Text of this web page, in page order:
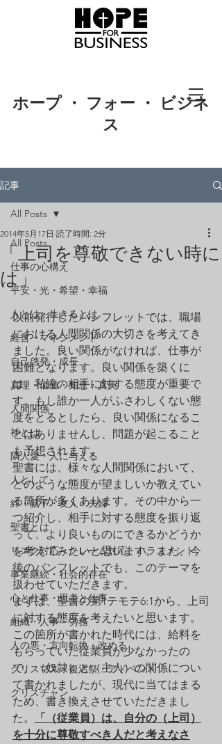
ホープ ・ フォー ・ ビジネ
ス
記事
All Posts
仕事の心構え
平安・光・希望・幸福
人とは・生きるとは
経営・マネジメント
自己啓発・成長
真理・価値・知恵・真実
人間関係
神とは
隣人愛・人に与える
人として
絆・親子・友人・夫婦
聖書とは
リスク対応・クレーム対応・ハラスメント
事業継続・社会的存在
心と仕事・思考と仕事
組織・人事・労務
人の悪・方向転換・改める
クリスマス・復活祭・アドベント
クリスチャン
All Posts
「上司を尊敬できない時に
は」
2014年5月17日 読了時間: 2分
以前発行したパンフレットでは、職場
における人間関係の大切さを考えてき
ました。良い関係がなければ、仕事が
困難となります。良い関係を築くに
は、私達の相手に対する態度が重要で
す。もし誰か一人がふさわしくない態
度をとるとしたら、良い関係になるこ
とはありませんし、問題が起こること
も予想されます。
聖書には、様々な人間関係において、
どのような態度が望ましいか教えてい
る箇所が多くあります。その中から一
つ紹介し、相手に対する態度を振り返
って、より良いものにできるかどうか
を考えてみたいと思います。また、今
後のパンフレットでも、このテーマを
扱わせていただきます。
まずは、聖書の第1テモテ6:1から、上司
に対する態度を考えたいと思います。
この箇所が書かれた時代には、給料を
もらっていた従業員が少なかったの
で、（奴隷）と（主人）の関係につい
て書かれましたが、現代に当てはまる
ため、書き換えさせていただきまし
た。
「（従業員）は、自分の（上司）
を十分に尊敬すべき人だと考えなさ